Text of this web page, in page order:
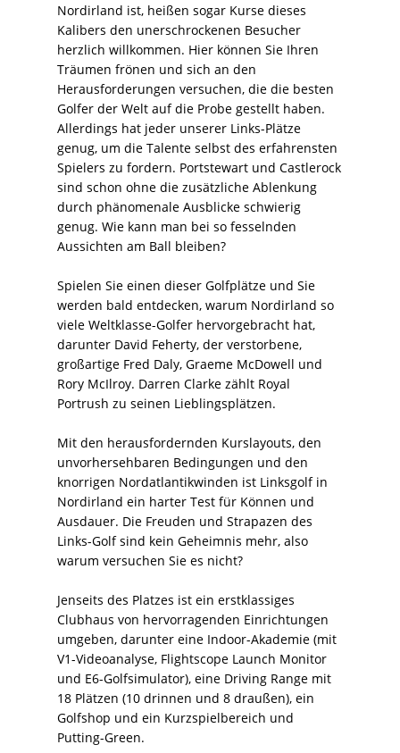
Nordirland ist, heißen sogar Kurse dieses
Kalibers den unerschrockenen Besucher
herzlich willkommen. Hier können Sie Ihren
Träumen frönen und sich an den
Herausforderungen versuchen, die die besten
Golfer der Welt auf die Probe gestellt haben.
Allerdings hat jeder unserer Links-Plätze
genug, um die Talente selbst des erfahrensten
Spielers zu fordern. Portstewart und Castlerock
sind schon ohne die zusätzliche Ablenkung
durch phänomenale Ausblicke schwierig
genug. Wie kann man bei so fesselnden
Aussichten am Ball bleiben?
Spielen Sie einen dieser Golfplätze und Sie
werden bald entdecken, warum Nordirland so
viele Weltklasse-Golfer hervorgebracht hat,
darunter David Feherty, der verstorbene,
großartige Fred Daly, Graeme McDowell und
Rory McIlroy. Darren Clarke zählt Royal
Portrush zu seinen Lieblingsplätzen.
Mit den herausfordernden Kurslayouts, den
unvorhersehbaren Bedingungen und den
knorrigen Nordatlantikwinden ist Linksgolf in
Nordirland ein harter Test für Können und
Ausdauer. Die Freuden und Strapazen des
Links-Golf sind kein Geheimnis mehr, also
warum versuchen Sie es nicht?
Jenseits des Platzes ist ein erstklassiges
Clubhaus von hervorragenden Einrichtungen
umgeben, darunter eine Indoor-Akademie (mit
V1-Videoanalyse, Flightscope Launch Monitor
und E6-Golfsimulator), eine Driving Range mit
18 Plätzen (10 drinnen und 8 draußen), ein
Golfshop und ein Kurzspielbereich und
Putting-Green.